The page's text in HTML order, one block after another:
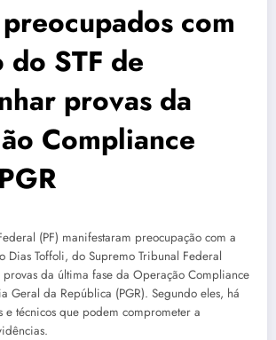
com
do STF de
provas da
Compliance
(PF) manifestaram preocupação com a
Dias Toffoli, do Supremo Tribunal Federal
provas da última fase da Operação Compliance
Geral da República (PGR). Segundo eles, há
e técnicos que podem comprometer a